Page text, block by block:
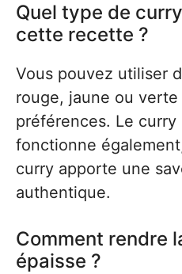
Quel type de
cette recette ?
Vous pouvez utiliser
rouge, jaune ou
préférences. Le curry
fonctionne
curry apporte une
authentique.
Comment rendre
épaisse ?